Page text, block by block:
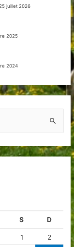
juillet 2026
2025
2024
S D
1
2